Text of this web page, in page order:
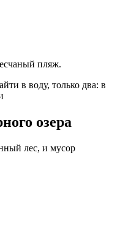
пляж.
в воду, только два: в
озера
лес, и мусор